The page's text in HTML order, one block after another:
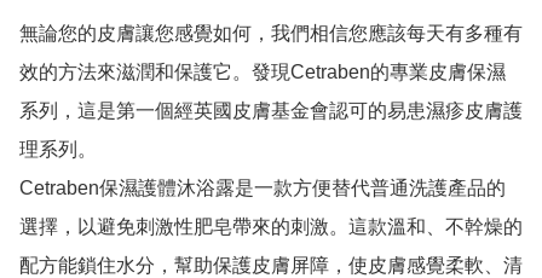
無論您的皮膚讓您感覺如何，我們相信您應該每天有多種有
效的方法來滋潤和保護它。發現Cetraben的專業皮膚保濕
系列，這是第一個經英國皮膚基金會認可的易患濕疹皮膚護
理系列。
Cetraben保濕護體沐浴露是一款方便替代普通洗護產品的
選擇，以避免刺激性肥皂帶來的刺激。這款溫和、不幹燥的
配方能鎖住水分，幫助保護皮膚屏障，使皮膚感覺柔軟、清